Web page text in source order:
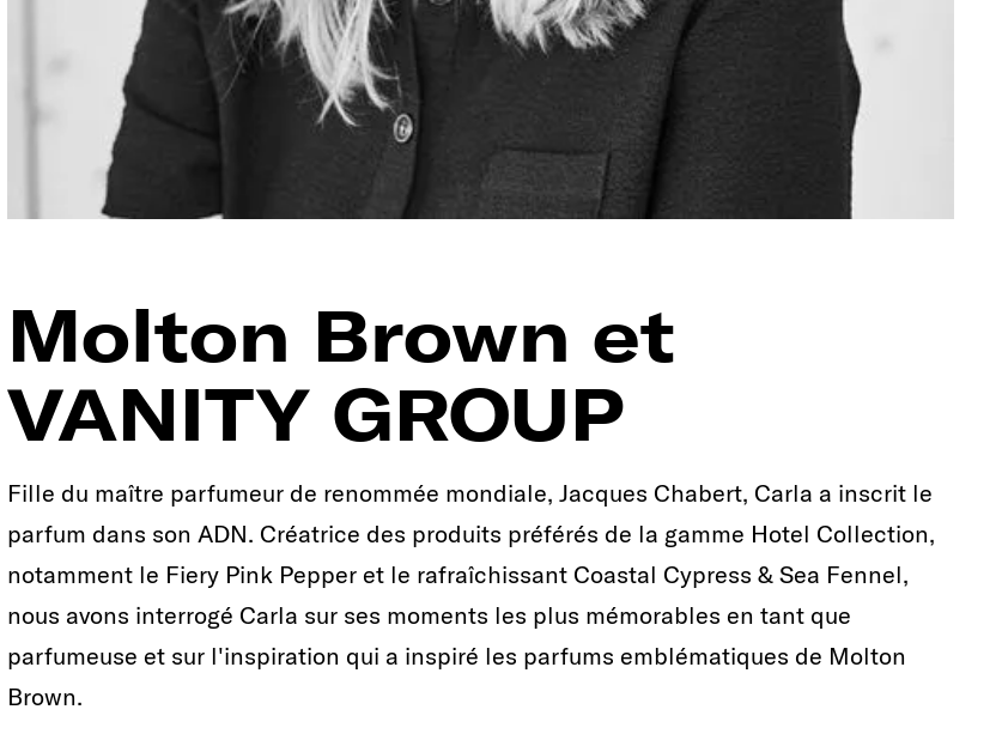
Molton Brown et
VANITY GROUP
Fille du maître parfumeur de renommée mondiale, Jacques Chabert, Carla a inscrit le
parfum dans son ADN. Créatrice des produits préférés de la gamme Hotel Collection,
notamment le Fiery Pink Pepper et le rafraîchissant Coastal Cypress & Sea Fennel,
nous avons interrogé Carla sur ses moments les plus mémorables en tant que
parfumeuse et sur l'inspiration qui a inspiré les parfums emblématiques de Molton
Brown.